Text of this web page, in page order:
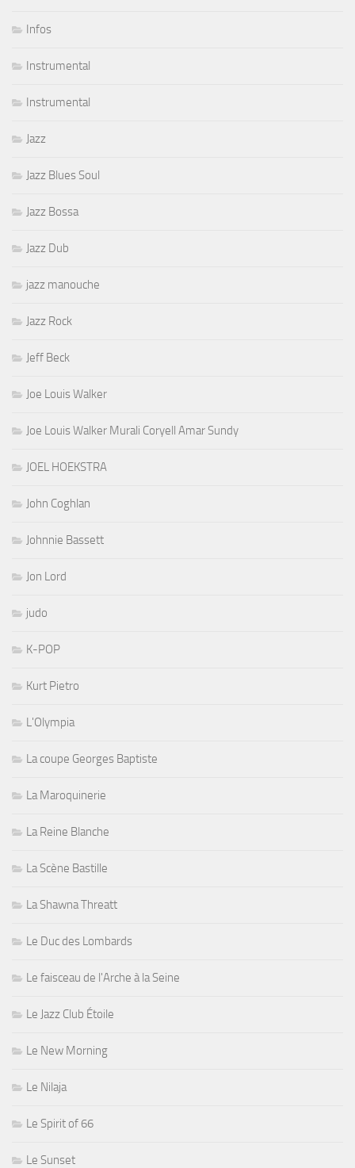
Infos
Instrumental
Instrumental
Jazz
Jazz Blues Soul
Jazz Bossa
Jazz Dub
jazz manouche
Jazz Rock
Jeff Beck
Joe Louis Walker
Joe Louis Walker Murali Coryell Amar Sundy
JOEL HOEKSTRA
John Coghlan
Johnnie Bassett
Jon Lord
judo
K-POP
Kurt Pietro
L'Olympia
La coupe Georges Baptiste
La Maroquinerie
La Reine Blanche
La Scène Bastille
La Shawna Threatt
Le Duc des Lombards
Le faisceau de l'Arche à la Seine
Le Jazz Club Étoile
Le New Morning
Le Nilaja
Le Spirit of 66
Le Sunset